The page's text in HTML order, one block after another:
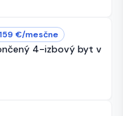
€/mesčne
4-izbový byt v